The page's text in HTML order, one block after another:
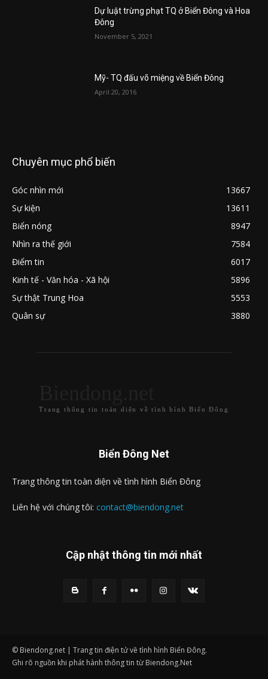
Dự luật trừng phạt TQ ở Biển Đông và Hoa
Đông
November 5, 2021
Mỹ- TQ đấu võ miệng về Biển Đông
April 20, 2016
Chuyên mục phổ biến
Góc nhìn mới
13667
Sự kiện
13611
Biển nóng
8947
Nhìn ra thế giới
7584
Điểm tin
6017
Kinh tế - Văn hóa - Xã hội
5896
Sự thật Trung Hoa
5553
Quân sự
3880
Trang thông tin toàn diện về tình hình Biển Đông
Biển Đông Net
Trang thông tin toàn diện về tình hình Biển Đông
Liên hệ với chúng tôi: contact@biendong.net
Cập nhật thông tin mới nhất
© Biendong.net | Trang tin điện tử về tình hình Biển Đông.
Ghi rõ nguồn khi phát hành thông tin từ Biendong.Net